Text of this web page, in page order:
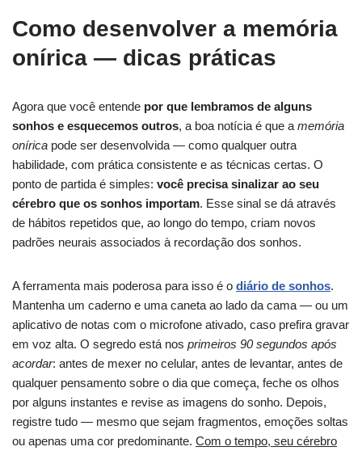
Como desenvolver a memória
onírica — dicas práticas
Agora que você entende por que lembramos de alguns
sonhos e esquecemos outros, a boa notícia é que a memória
onírica pode ser desenvolvida — como qualquer outra
habilidade, com prática consistente e as técnicas certas. O
ponto de partida é simples: você precisa sinalizar ao seu
cérebro que os sonhos importam. Esse sinal se dá através
de hábitos repetidos que, ao longo do tempo, criam novos
padrões neurais associados à recordação dos sonhos.
A ferramenta mais poderosa para isso é o diário de sonhos.
Mantenha um caderno e uma caneta ao lado da cama — ou um
aplicativo de notas com o microfone ativado, caso prefira gravar
em voz alta. O segredo está nos primeiros 90 segundos após
acordar: antes de mexer no celular, antes de levantar, antes de
qualquer pensamento sobre o dia que começa, feche os olhos
por alguns instantes e revise as imagens do sonho. Depois,
registre tudo — mesmo que sejam fragmentos, emoções soltas
ou apenas uma cor predominante. Com o tempo, seu cérebro